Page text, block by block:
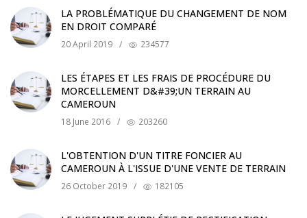
LA PROBLÉMATIQUE DU CHANGEMENT DE NOM
EN DROIT COMPARÉ
20 April 2019 / 234577
LES ÉTAPES ET LES FRAIS DE PROCÉDURE DU
MORCELLEMENT D&#39;UN TERRAIN AU
CAMEROUN
18 June 2016 / 203260
L'OBTENTION D'UN TITRE FONCIER AU
CAMEROUN À L'ISSUE D'UNE VENTE DE TERRAIN
26 October 2019 / 182105